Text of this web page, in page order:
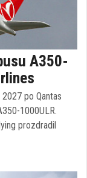
A350-
po Qantas
1000ULR.
prozdradil